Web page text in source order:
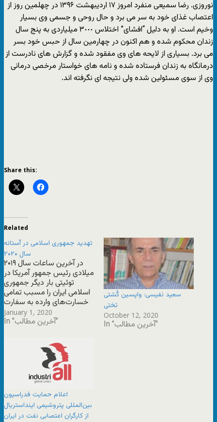
نوروزی. رضا سمیعی منفرد امروز ۱۷ اردیبهشت ۱۳۹۶ در چهلمین روز از
اعتصاب غذای خود به سر می برد و حال روحی و جسمی وی بسیار
وخیم است. او به دلیل “افشای” اختلاس ٣٠٠٠ میلیاردی به پنج سال
زندان محکوم شده و هم اکنون در چهارمین سال از حبس خود بسر
می برد. بسیاری از لایحه های وی مفقود شده و گزارش های نادرست از
درمانگاه به زندان فرستاده شده و نامه های خواستار مرخصی درمانی
وی از سوی مسئولین شده ولی نتیجه ای نگرفته اند.
Share this:
Related
تهدید جمهوری اسلامی در آستانه
سال ۲۰۲۰
در آخرین ساعات سال ۲۰۱۹
میلادی رئیس جمهور آمریکا در
توئیتی بار دیگر جمهوری
اسلامی ایران را مسبب تمامی
خسارت‌های وارده به سفارت
آمریکا در عراق معرفی کرد و
نوشت که «ایران بهای سنگینی
January 1, 2020
In "آخرین مطالب"
سعید نفیسی: واپسین کُشتی
تختی
October 12, 2020
In "آخرین مطالب"
اعلام حمایت فدراسیون
بین‌المللی پتروشیمی اینداستریال
از کارگران اعتصابی نفت در ایران